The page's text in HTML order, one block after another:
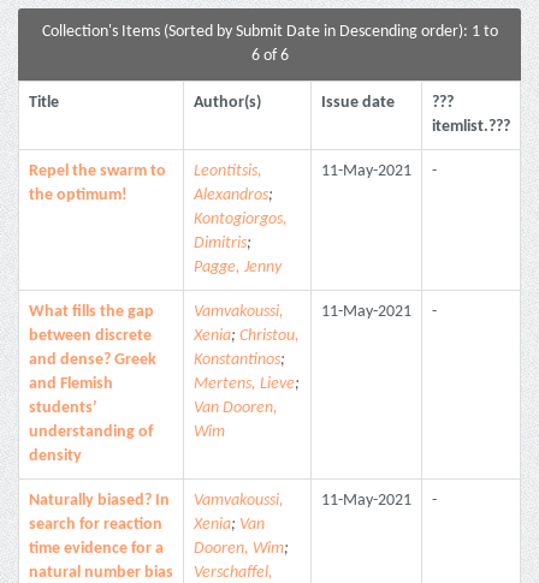
Collection's Items (Sorted by Submit Date in Descending order): 1 to
6 of 6
Title Author(s) Issue date
???
itemlist.???
Repel the swarm to
the optimum!
Leontitsis,
Alexandros;
Kontogiorgos,
Dimitris;
Pagge, Jenny
11-May-2021 -
What fills the gap
between discrete
and dense? Greek
and Flemish
students’
understanding of
density
Vamvakoussi,
Xenia; Christou,
Konstantinos;
Mertens, Lieve;
Van Dooren,
Wim
11-May-2021 -
Naturally biased? In
search for reaction
time evidence for a
natural number bias
Vamvakoussi,
Xenia; Van
Dooren, Wim;
Verschaffel,
11-May-2021 -